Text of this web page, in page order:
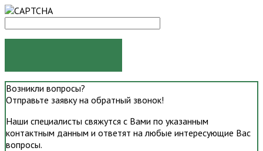
Возникли вопросы?
Отправьте заявку на обратный звонок!
Наши специалисты свяжутся с Вами по указанным
контактным данным и ответят на любые интересующие Вас
вопросы.